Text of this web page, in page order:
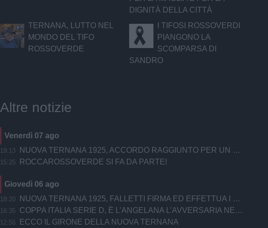
DIGNITÀ DELLA CITTÀ
TERNANA, LUTTO NEL
MONDO DEL TIFO
ROSSOVERDE
I TIFOSI ROSSOVERDI
PIANGONO LA
SCOMPARSA DI
SANDRO
Altre notizie
Venerdì 07 ago
19:13 NUOVA TERNANA 1925, ACCORDO RAGGIUNTO PER UN ESTERNO
15:25 ROCCAROSSOVERDE SI FA DA PARTE!
Giovedì 06 ago
18:20 NUOVA TERNANA 1925, FALLETTI FIRMA ED EFFETTUA I TEST
16:35 COPPA ITALIA SERIE D, È L’ANGELANA L’AVVERSARIA NEL PRELIMINARE
12:56 ECCO IL GIRONE DELLA NUOVA TERNANA